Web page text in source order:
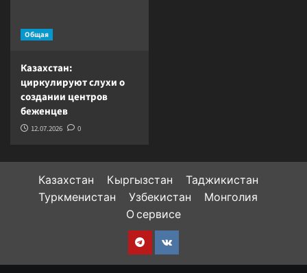
Общая
Казахстан:
циркулируют слухи о
создании центров
беженцев
12.07.2026 0
Казахстан Кыргызстан
Таджикистан
Туркменистан
Узбекистан
Монголия
О сервисе
Telegram
VK